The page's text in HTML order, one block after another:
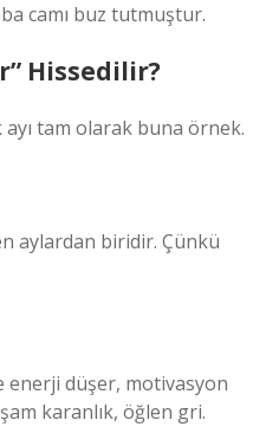
camı buz tutmuştur.
Hissedilir?
tam olarak buna örnek.
aylardan biridir. Çünkü
enerji düşer, motivasyon
karanlık, öğlen gri.